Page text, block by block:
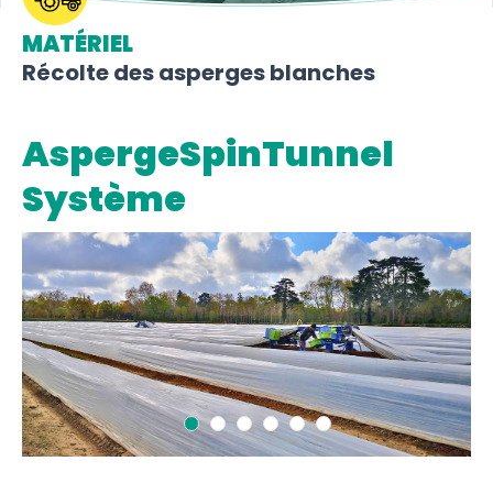
MATÉRIEL
Récolte des asperges blanches
AspergeSpinTunnel
Système